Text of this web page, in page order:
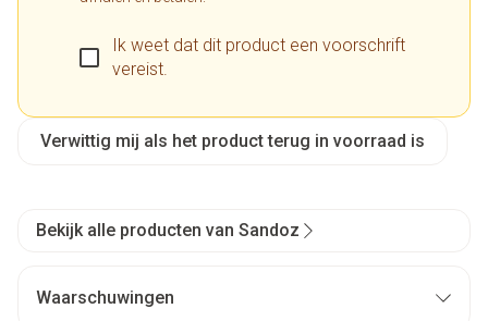
Ik weet dat dit product een voorschrift
vereist.
Verwittig mij als het product terug in voorraad is
Bekijk alle producten van Sandoz
Waarschuwingen